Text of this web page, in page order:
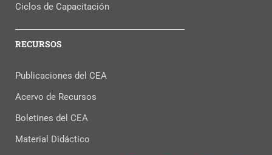
Ciclos de Capacitación
RECURSOS
Publicaciones del CEA
Acervo de Recursos
Boletines del CEA
Material Didáctico